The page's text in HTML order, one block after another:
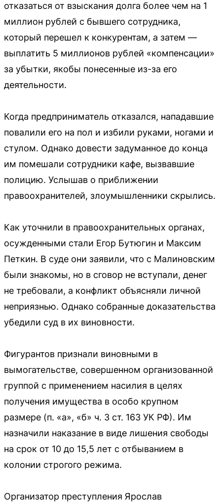
отказаться от взыскания долга более чем на 1
миллион рублей с бывшего сотрудника,
который перешел к конкурентам, а затем —
выплатить 5 миллионов рублей «компенсации»
за убытки, якобы понесенные из-за его
деятельности.
Когда предприниматель отказался, нападавшие
повалили его на пол и избили руками, ногами и
стулом. Однако довести задуманное до конца
им помешали сотрудники кафе, вызвавшие
полицию. Услышав о приближении
правоохранителей, злоумышленники скрылись.
Как уточнили в правоохранительных органах,
осужденными стали Егор Бутюгин и Максим
Петкин. В суде они заявили, что с Малиновским
были знакомы, но в сговор не вступали, денег
не требовали, а конфликт объясняли личной
неприязнью. Однако собранные доказательства
убедили суд в их виновности.
Фигурантов признали виновными в
вымогательстве, совершенном организованной
группой с применением насилия в целях
получения имущества в особо крупном
размере (п. «а», «б» ч. 3 ст. 163 УК РФ). Им
назначили наказание в виде лишения свободы
на срок от 10 до 15,5 лет с отбыванием в
колонии строгого режима.
Организатор преступления Ярослав